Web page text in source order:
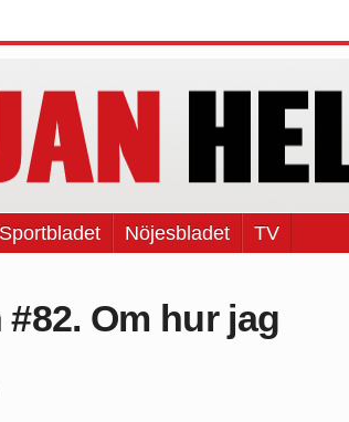
Sportbladet Nöjesbladet TV
Om hur jag